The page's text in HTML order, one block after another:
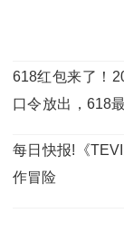
618红包来了！
口令放出，618
每日快报!《
作冒险